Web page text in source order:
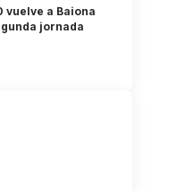
vuelve a Baiona
jornada